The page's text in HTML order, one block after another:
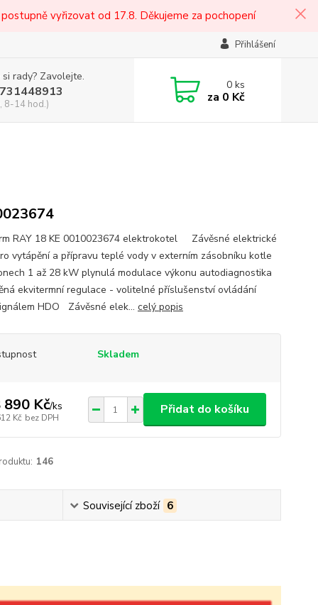
vyřizovat od 17.8. Děkujeme za pochopení
Přihlášení
rady? Zavolejte.
8-14 hod.)
0ks
za 0 Kč
RAY 18 KE 0010023674 elektrokotel Závěsné elektrické
vytápění a přípravu teplé vody v externím zásobníku kotle
1 až 28 kW plynulá modulace výkonu autodiagnostika
ekvitermní regulace - volitelné příslušenství ovládání
HDO Závěsné elek... celý popis
Skladem
890 Kč/ks
Kč bez DPH
Přidat do košíku
146
Související zboží 6